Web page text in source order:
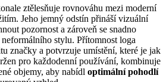
ztělesňuje rovnováhu mezi moderní
Jeho jemný odstín přináší vizuální
pozornost a zároveň se snadno
stylu. Přítomnost loga
značky a potvrzuje umístění, které je jak
pro každodenní používání, kombinuje
objemy, aby nabídl optimální pohodlí